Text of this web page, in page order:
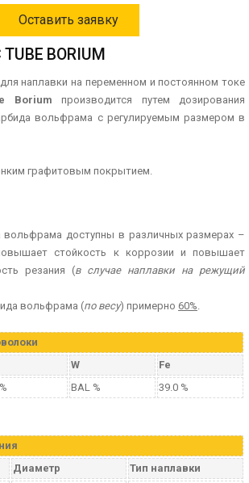
Оставить заявку
BORIUM
наплавки на переменном и постоянном токе
Borium производится путем дозирования
вольфрама с регулируемым размером в
графитовым покрытием.
вольфрама доступны в различных размерах –
стойкость к коррозии и повышает
резания (в случае наплавки на режущий
вольфрама (по весу) примерно 60%
W
Fe
BAL % 39.0 %
Диаметр
Тип наплавки